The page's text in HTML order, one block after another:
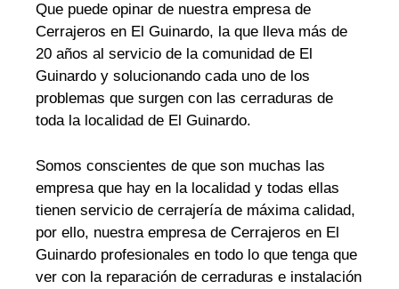
Que puede opinar de nuestra empresa de
Cerrajeros en El Guinardo, la que lleva más de
20 años al servicio de la comunidad de El
Guinardo y solucionando cada uno de los
problemas que surgen con las cerraduras de
toda la localidad de El Guinardo.
Somos conscientes de que son muchas las
empresa que hay en la localidad y todas ellas
tienen servicio de cerrajería de máxima calidad,
por ello, nuestra empresa de Cerrajeros en El
Guinardo profesionales en todo lo que tenga que
ver con la reparación de cerraduras e instalación